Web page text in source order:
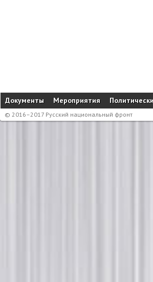
Документы Мероприятия
© 2016–2017 Русский национальный фронт